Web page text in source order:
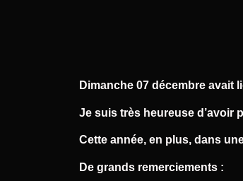
Dimanche 07 décembre avait
Je suis très heureuse d’avoir
Cette année, en plus, dans
De grands remerciements :